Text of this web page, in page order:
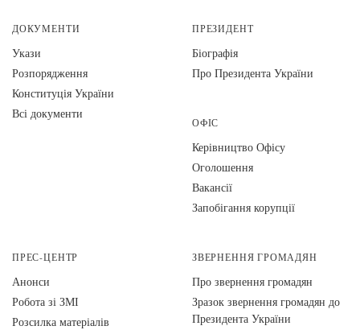
ДОКУМЕНТИ
Укази
Розпорядження
Конституція України
Всі документи
ПРЕЗИДЕНТ
Біографія
Про Президента України
ОФІС
Керівництво Офісу
Оголошення
Вакансії
Запобігання корупції
ПРЕС-ЦЕНТР
Анонси
Робота зі ЗМІ
Розсилка матеріалів
ЗВЕРНЕННЯ ГРОМАДЯН
Про звернення громадян
Зразок звернення громадян до
Президента України